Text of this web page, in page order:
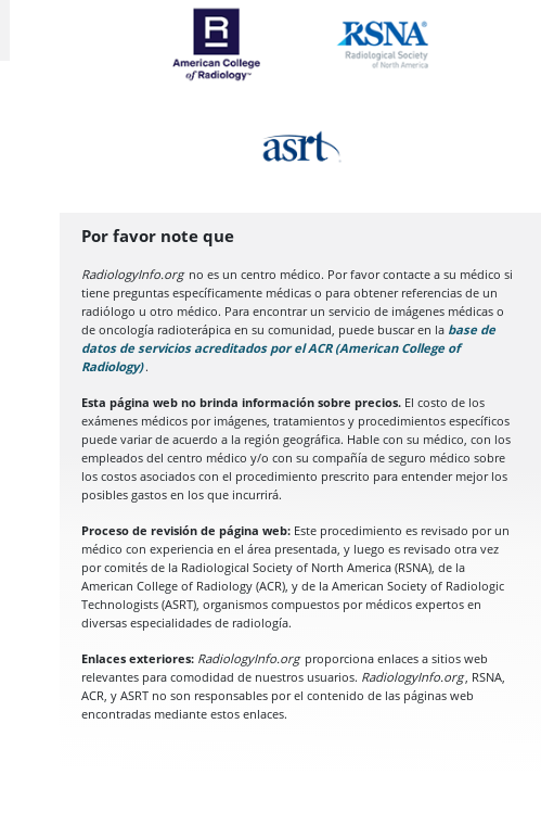
Por favor note que
RadiologyInfo.orgno es un centro médico. Por favor contacte a su médico si
tiene preguntas específicamente médicas o para obtener referencias de un
radiólogo u otro médico. Para encontrar un servicio de imágenes médicas o
de oncología radioterápica en su comunidad, puede buscar en la base de
datos de servicios acreditados por el ACR (American College of
Radiology)(Se abre en una nueva pestaña del navegador)
.
Esta página web no brinda información sobre precios. El costo de los
exámenes médicos por imágenes, tratamientos y procedimientos específicos
puede variar de acuerdo a la región geográfica. Hable con su médico, con los
empleados del centro médico y/o con su compañía de seguro médico sobre
los costos asociados con el procedimiento prescrito para entender mejor los
posibles gastos en los que incurrirá.
Proceso de revisión de página web: Este procedimiento es revisado por un
médico con experiencia en el área presentada, y luego es revisado otra vez
por comités de la Radiological Society of North America (RSNA), de la
American College of Radiology (ACR), y de la American Society of Radiologic
Technologists (ASRT), organismos compuestos por médicos expertos en
diversas especialidades de radiología.
Enlaces exteriores: RadiologyInfo.org proporciona enlaces a sitios web
relevantes para comodidad de nuestros usuarios. RadiologyInfo.org, RSNA,
ACR, y ASRT no son responsables por el contenido de las páginas web
encontradas mediante estos enlaces.